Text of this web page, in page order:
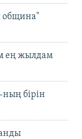
община"
ең жылдам
бірін